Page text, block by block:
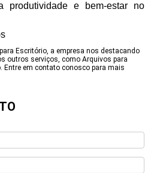
produtividade e bem-estar no
Escritório, a empresa nos destacando
outros serviços, como Arquivos para
Entre em contato conosco para mais